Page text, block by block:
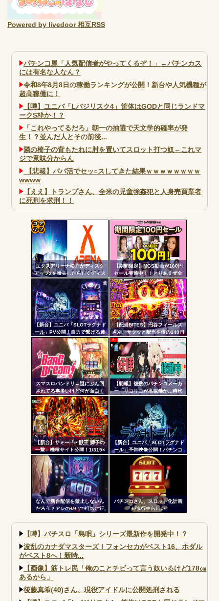
Powered by livedoor 相互RSS
パチンコ屋「人気配信者がやってくるぞ！」←パチンカス
には有名な人なん？
令和8年8月8日の稼働ランキングが公開！新台や人気機種が
超高稼働に！
【噂】ユニバ「Lバジリスク4」筐体はGODと同じランドマ
ークS枠か！？
「これやってるだろ」朝一の抽選で天文学的確率が発
生！？並んだ人とその前後...
隣の椅子の背もたれに肘を置いてスロット打つ奴←これマ
ジで意味分からん
【悲報】パパ活でセッ○スしてきた結果ｗｗｗｗｗｗｗｗ
wwww
【ええ】トランプさん、全米の児童強姦犯と人身売買業者
に死刑を求刑！！
パチンコで人気のないキャラを青色担当にするのやめろや
ワイ、パチンコ屋店員の目の前で会員カードを握り潰し
「今までありがとう」と...
無職のパチンコカス(22)なんやが、ワイの人生どれくらい
ヤバいか教えて？...
AngelBeats!とかいうクソアニメの思い出ｗｗｗ
Powered by livedoor 相互RSS
エクスアリーナ松戸がディスク
アップ2を撤去したらしくディス
クアッパーさん達から落胆の声
【期間限定】MGS動画が100円
セール実施中！！とりあえず全
部買うやろｗｗｗｗｗ
【新台】ユニバ「SLOTラグナド
ール」PV公開！自力で繋げる連
鎖の爽怪感！！！
【配当BITES】円谷フィールズ
さん、サクッと配当を倍の140円
に爆上げ。ストップ高へ【株価
飛行隊】
スマスロバンドリ←謎にぶん回
されてる事多いけど何が面白く
て打ってるの？？？
【朗報】複数のパチンコメーカ
ー「リコリコが高稼働か…時代
はライトミドルだ！」
【新台】サミー「e 獣王 獅子の
一撃」機種サイト公開！1/319×
ドデカSTRAIGHT、右の1/2で平
均9,800個のサバチャンに突入
【新台】ユニバ「SLOTラグナド
ール」予告映像公開！パチンコ
版面白かったし期待だな！！！
なんで新台配信を禁止しないん
だろう？アレのせいで打ちに行
パチンコさん、スロット化計画
が進行中らしい
コテ
リン
- 固
定リ
ンク
自動
更新
ツー
ル
【噂】パチスロ「島唄」シリーズ最新作を開発中！？
波乱のカナダマスターズ！フォンセカがベスト16、ホダル
がベスト8へ！新時...
【画像】筋トレ民「俺のことチビって言う奴いるけど178㎝
あるから」
後藤真希(40)さん、現役アイドルに公開処刑される